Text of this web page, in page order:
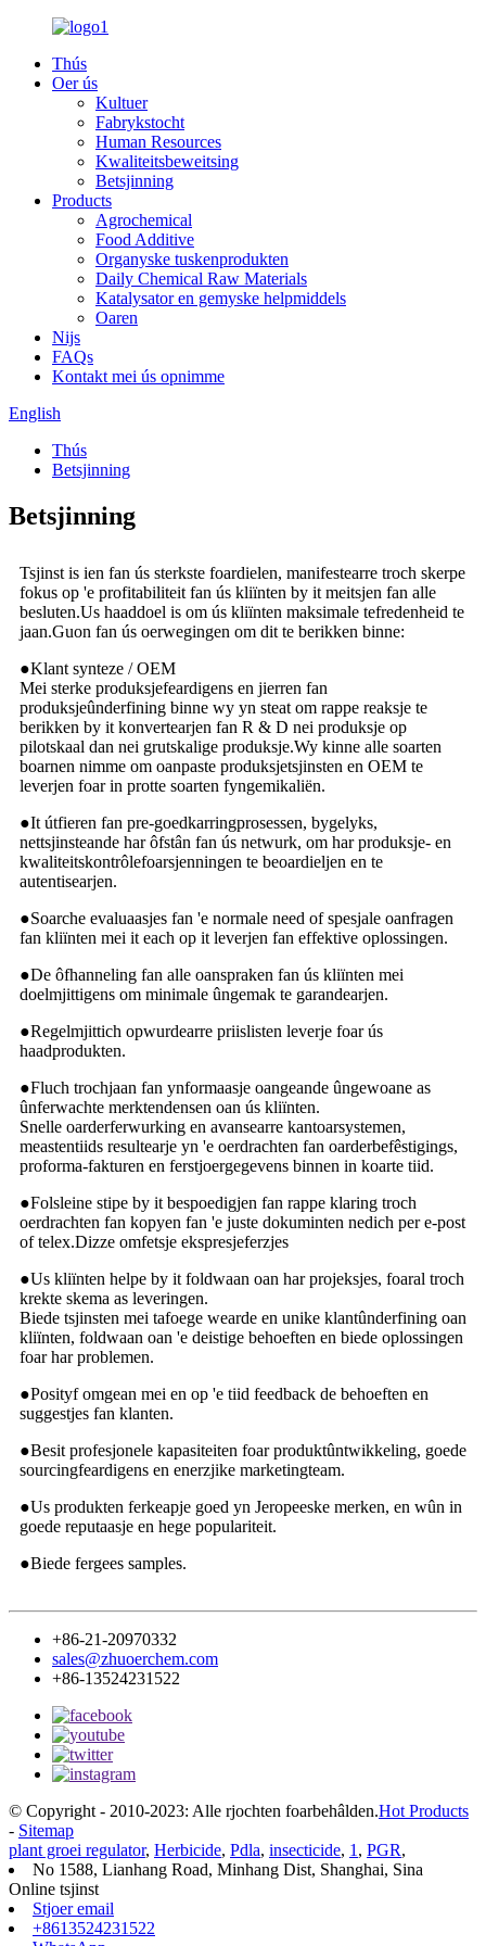
Thús
Oer ús
Kultuer
Fabrykstocht
Human Resources
Kwaliteitsbeweitsing
Betsjinning
Products
Agrochemical
Food Additive
Organyske tuskenprodukten
Daily Chemical Raw Materials
Katalysator en gemyske helpmiddels
Oaren
Nijs
FAQs
Kontakt mei ús opnimme
English
Thús
Betsjinning
Betsjinning
Tsjinst is ien fan ús sterkste foardielen, manifestearre troch skerpe
fokus op 'e profitabiliteit fan ús kliïnten by it meitsjen fan alle
besluten.Us haaddoel is om ús kliïnten maksimale tefredenheid te
jaan.Guon fan ús oerwegingen om dit te berikken binne:
●Klant synteze / OEM
Mei sterke produksjefeardigens en jierren fan
produksjeûnderfining binne wy ​​​​yn steat om rappe reaksje te
berikken by it konvertearjen fan R & D nei produksje op
pilotskaal dan nei grutskalige produksje.Wy kinne alle soarten
boarnen nimme om oanpaste produksjetsjinsten en OEM te
leverjen foar in protte soarten fyngemikaliën.
●It útfieren fan pre-goedkarringprosessen, bygelyks,
nettsjinsteande har ôfstân fan ús netwurk, om har produksje- en
kwaliteitskontrôlefoarsjenningen te beoardieljen en te
autentisearjen.
●Soarche evaluaasjes fan 'e normale need of spesjale oanfragen
fan kliïnten mei it each op it leverjen fan effektive oplossingen.
●De ôfhanneling fan alle oanspraken fan ús kliïnten mei
doelmjittigens om minimale ûngemak te garandearjen.
●Regelmjittich opwurdearre priislisten leverje foar ús
haadprodukten.
●Fluch trochjaan fan ynformaasje oangeande ûngewoane as
ûnferwachte merktendensen oan ús kliïnten.
Snelle oarderferwurking en avansearre kantoarsystemen,
meastentiids resultearje yn 'e oerdrachten fan oarderbefêstigings,
proforma-fakturen en ferstjoergegevens binnen in koarte tiid.
●Folsleine stipe by it bespoedigjen fan rappe klaring troch
oerdrachten fan kopyen fan 'e juste dokuminten nedich per e-post
of telex.Dizze omfetsje ekspresjeferzjes
●Us kliïnten helpe by it foldwaan oan har projeksjes, foaral troch
krekte skema as leveringen.
Biede tsjinsten mei tafoege wearde en unike klantûnderfining oan
kliïnten, foldwaan oan 'e deistige behoeften en biede oplossingen
foar har problemen.
●Posityf omgean mei en op 'e tiid feedback de behoeften en
suggestjes fan klanten.
●Besit profesjonele kapasiteiten foar produktûntwikkeling, goede
sourcingfeardigens en enerzjike marketingteam.
●Us produkten ferkeapje goed yn Jeropeeske merken, en wûn in
goede reputaasje en hege populariteit.
●Biede fergees samples.
+86-21-20970332
sales@zhuoerchem.com
+86-13524231522
© Copyright - 2010-2023: Alle rjochten foarbehâlden.Hot Products
- Sitemap
plant groei regulator, Herbicide, Pdla, insecticide, 1 , PGR,
No 1588, Lianhang Road, Minhang Dist, Shanghai, Sina
Online tsjinst
Stjoer email
+8613524231522